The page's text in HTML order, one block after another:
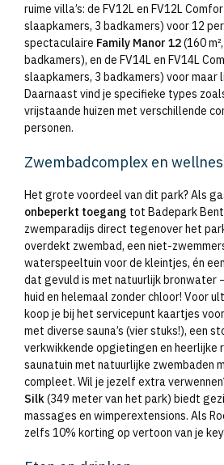
ruime villa’s: de FV12L en FV12L
slaapkamers, 3 badkamers) voor 12
spectaculaire Family Manor 12(160
badkamers), en de FV14L en FV14L
slaapkamers, 3 badkamers) voor
Daarnaast vind je specifieke types
vrijstaande huizen met verschillende
personen.
Zwembadcomplex en
Het grote voordeel van dit park? Als
onbeperkt toegang tot Badepark
zwemparadijs direct tegenover het
overdekt zwembad, een niet-
waterspeeltuin voor de kleintjes, én
dat gevuld is met natuurlijk bronwater
huid en helemaal zonder chloor! Voor
koop je bij het servicepunt kaartjes
met diverse sauna’s (vier stuks!), een
verkwikkende opgietingen en heerlijke
saunatuin met natuurlijke zwembaden
compleet. Wil je jezelf extra
Silk(349 meter van het park) biedt
massages en wimperextensions. Als
zelfs 10% korting op vertoon van je